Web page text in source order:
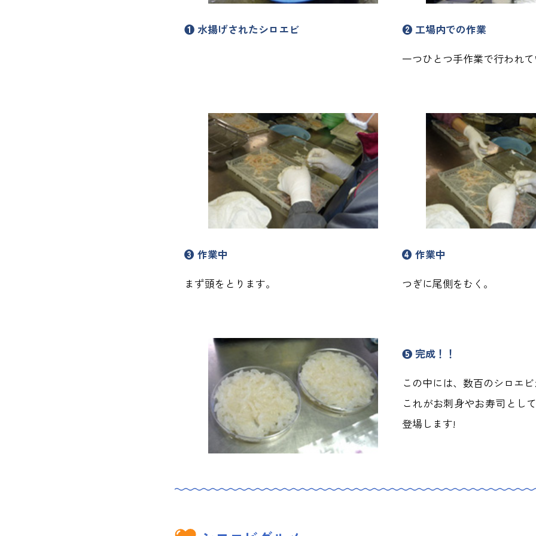
❶ 水揚げされたシロエビ
❷ 工場内での作業
一つひとつ手作業で行われ
❸ 作業中
まず頭をとります。
❹ 作業中
つぎに尾側をむく。
❺ 完成！！
この中には、数百のシロエ
これがお刺身やお寿司とし
登場します!